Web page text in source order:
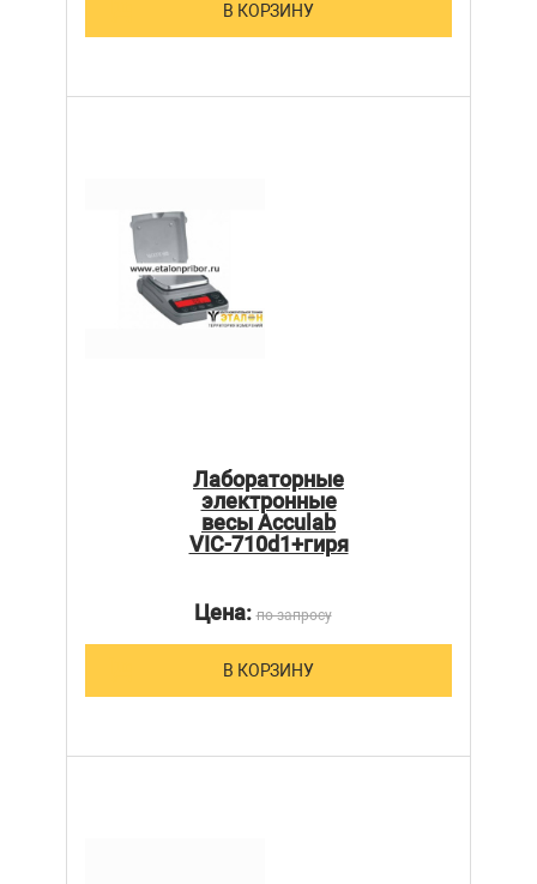
В КОРЗИНУ
Лабораторные
электронные
весы Acculab
VIC-710d1+гиря
Цена:по запросу
В КОРЗИНУ